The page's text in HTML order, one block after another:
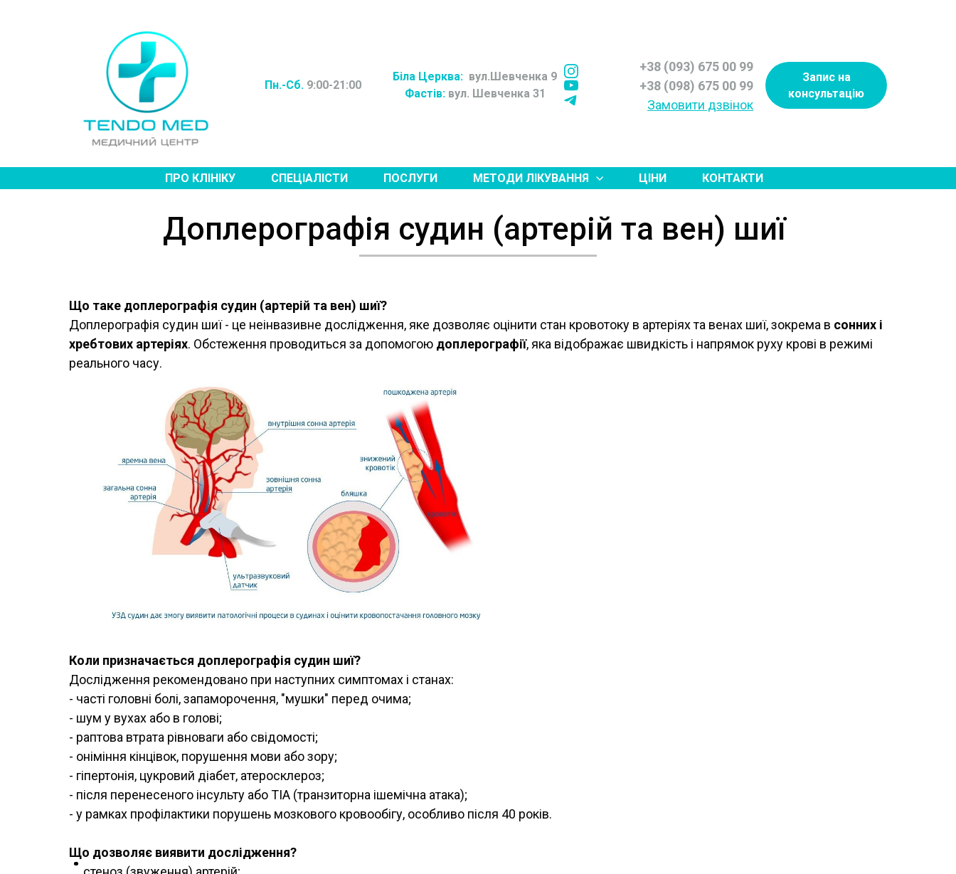
Пн.-Сб. 9:00-21:00
Біла Церква: вул.Шевченка 9
Фастів: вул. Шевченка 31
+38 (093) 675 00 99
+38 (098) 675 00 99
Замовити дзвінок
Запис на
консультацію
ПРО КЛІНІКУ СПЕЦІАЛІСТИ ПОСЛУГИ МЕТОДИ ЛІКУВАННЯ ЦІНИ КОНТАКТИ
Доплерографія судин (артерій та вен) шиї
Що таке доплерографія судин (артерій та вен) шиї?
Доплерографія судин шиї - це неінвазивне дослідження, яке дозволяє оцінити стан кровотоку в артеріях та венах шиї, зокрема в сонних і
хребтових артеріях. Обстеження проводиться за допомогою доплерографії, яка відображає швидкість і напрямок руху крові в режимі
реального часу.
Коли призначається доплерографія судин шиї?
Дослідження рекомендовано при наступних симптомах і станах:
- часті головні болі, запаморочення, "мушки" перед очима;
- шум у вухах або в голові;
- раптова втрата рівноваги або свідомості;
- оніміння кінцівок, порушення мови або зору;
- гіпертонія, цукровий діабет, атеросклероз;
- після перенесеного інсульту або ТІА (транзиторна ішемічна атака);
- у рамках профілактики порушень мозкового кровообігу, особливо після 40 років.
Що дозволяє виявити дослідження?